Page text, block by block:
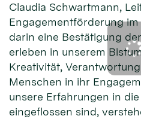
Claudia Schwartmann,
Engagementförderung
darin eine Bestätigung
erleben in unserem
Kreativität,
Menschen in ihr
unsere Erfahrungen in
eingeflossen sind,